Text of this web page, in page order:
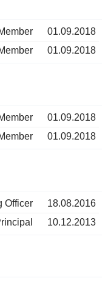
01.09.2018
01.09.2018
01.09.2018
01.09.2018
Officer
18.08.2016
10.12.2013